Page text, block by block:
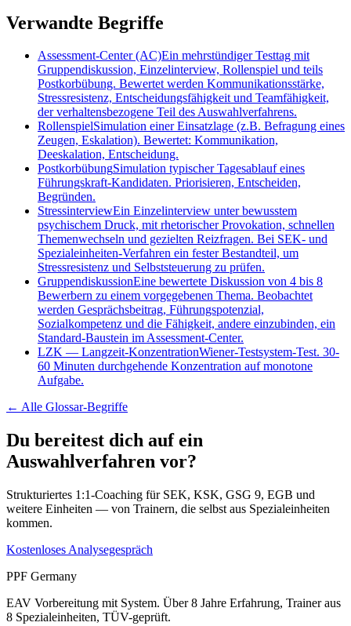
Verwandte Begriffe
Assessment-Center (AC)Ein mehrstündiger Testtag mit
Gruppendiskussion, Einzelinterview, Rollenspiel und teils
Postkorbübung. Bewertet werden Kommunikationsstärke,
Stressresistenz, Entscheidungsfähigkeit und Teamfähigkeit,
der verhaltensbezogene Teil des Auswahlverfahrens.
RollenspielSimulation einer Einsatzlage (z.B. Befragung eines
Zeugen, Eskalation). Bewertet: Kommunikation,
Deeskalation, Entscheidung.
PostkorbübungSimulation typischer Tagesablauf eines
Führungskraft-Kandidaten. Priorisieren, Entscheiden,
Begründen.
StressinterviewEin Einzelinterview unter bewusstem
psychischem Druck, mit rhetorischer Provokation, schnellen
Themenwechseln und gezielten Reizfragen. Bei SEK- und
Spezialeinheiten-Verfahren ein fester Bestandteil, um
Stressresistenz und Selbststeuerung zu prüfen.
GruppendiskussionEine bewertete Diskussion von 4 bis 8
Bewerbern zu einem vorgegebenen Thema. Beobachtet
werden Gesprächsbeitrag, Führungspotenzial,
Sozialkompetenz und die Fähigkeit, andere einzubinden, ein
Standard-Baustein im Assessment-Center.
LZK — Langzeit-KonzentrationWiener-Testsystem-Test. 30-
60 Minuten durchgehende Konzentration auf monotone
Aufgabe.
← Alle Glossar-Begriffe
Du bereitest dich auf ein
Auswahlverfahren vor?
Strukturiertes 1:1-Coaching für SEK, KSK, GSG 9, EGB und
weitere Einheiten — von Trainern, die selbst aus Spezialeinheiten
kommen.
Kostenloses Analysegespräch
PPF Germany
EAV Vorbereitung mit System. Über 8 Jahre Erfahrung, Trainer aus
8 Spezialeinheiten, TÜV-geprüft.